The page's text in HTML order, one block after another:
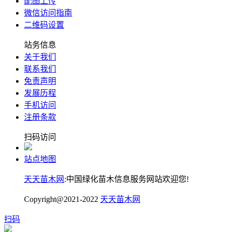
微信访问指南
二维码设置
站务信息
关于我们
联系我们
免责声明
发展历程
手机访问
注册条款
扫码访问
站点地图
天天苗木网 :中国绿化苗木信息服务网站欢迎您!
Copyright@2021-2022 天天苗木网
扫码